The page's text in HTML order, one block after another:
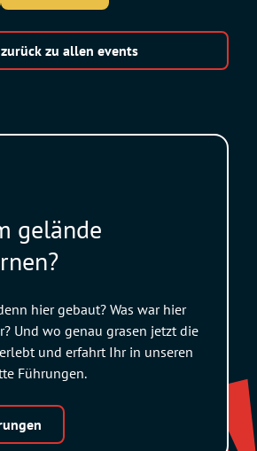
zurück zu allen events
gelände
hier gebaut? Was war hier
Und wo genau grasen jetzt die
und erfahrt Ihr in unseren
Führungen.